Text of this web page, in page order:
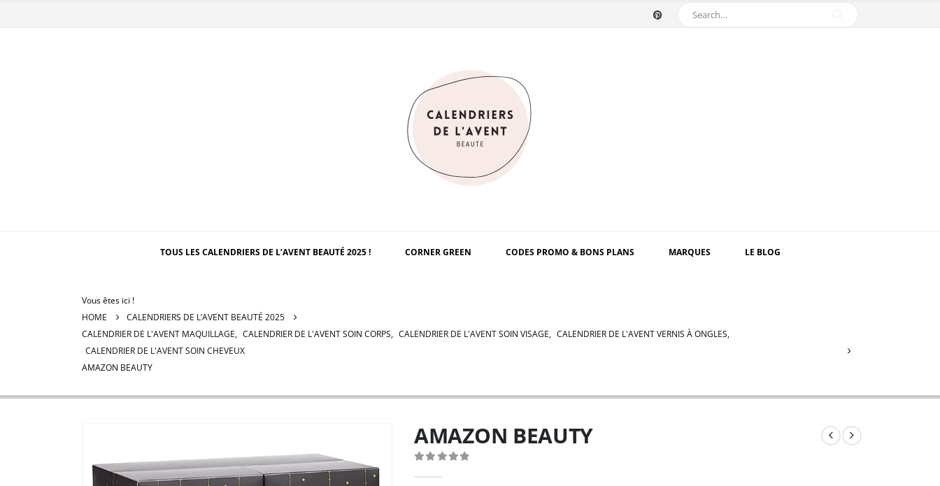
TOUS LES CALENDRIERS DE L’AVENT BEAUTÉ 2025 ! CORNER GREEN CODES PROMO & BONS PLANS MARQUES LE BLOG
Vous êtes ici !
HOME
CALENDRIERS DE L’AVENT BEAUTÉ 2025
CALENDRIER DE L'AVENT MAQUILLAGE, CALENDRIER DE L'AVENT SOIN CORPS, CALENDRIER DE L'AVENT SOIN VISAGE, CALENDRIER DE L'AVENT VERNIS À ONGLES,
CALENDRIER DE L'AVENT SOIN CHEVEUX
AMAZON BEAUTY
AMAZON BEAUTY